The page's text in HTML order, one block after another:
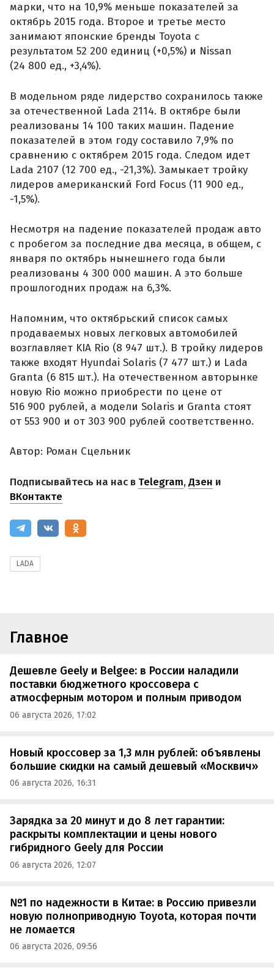
марки, что на 10,9% меньше показателей за
октябрь 2015 года. Второе и третье место
занимают японские бренды Toyota с
результатом 52 200 единиц (+0,5%) и Nissan
(24 800 ед., +3,4%).
В модельном ряде лидерство сохранилось также
за отечественной Lada 2114. В октябре были
реализованы 14 100 таких машин. Падение
показателей в этом году составило 7,9% по
сравнению с октябрем 2015 года. Следом идет
Lada 2107 (12 700 ед., -21,3%). Замыкает тройку
лидеров американский Ford Focus (11 900 ед.,
-1,5%).
Несмотря на падение показателей продаж авто
с пробегом за последние два месяца, в общем, с
января по октябрь нынешнего года были
реализованы 4 300 000 машин. А это больше
прошлогодних продаж на 6,3%.
Напомним, что октябрьский список самых
продаваемых новых легковых автомобилей
возглавляет KIA Rio (8 947 шт.). В тройку лидеров
также входят Hyundai Solaris (7 477 шт.) и Lada
Granta (6 815 шт.). На отечественном авторынке
новую Rio можно приобрести по цене от
516 900 рублей, а модели Solaris и Granta стоят
от 553 900 и от 303 900 рублей соответственно.
Автор: Роман Сцельник
Подписывайтесь на нас в Telegram,Дзен и
ВКонтакте
LADA
Главное
Дешевле Geely и Belgee: в России наладили
поставки бюджетного кроссовера с
атмосферным мотором и полным приводом
06 августа 2026, 17:02
Новый кроссовер за 1,3 млн рублей: объявлены
большие скидки на самый дешевый «Москвич»
06 августа 2026, 16:31
Зарядка за 20 минут и до 8 лет гарантии:
раскрыты комплектации и цены нового
гибридного Geely для России
06 августа 2026, 12:07
№1 по надежности в Китае: в Россию привезли
новую полноприводную Toyota, которая почти
не ломается
06 августа 2026, 09:56